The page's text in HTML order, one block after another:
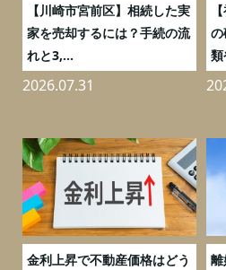
【川崎市宮前区】相続した実
家を売却するには？手続の流
れと3,...
2026.07.31
金利上昇で不動産価格はどう